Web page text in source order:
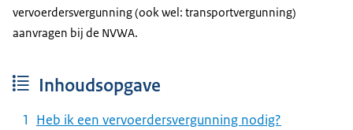
vervoerdersvergunning (ook wel: transportvergunning)
aanvragen bij de NVWA.
Inhoudsopgave
Heb ik een vervoerdersvergunning nodig?